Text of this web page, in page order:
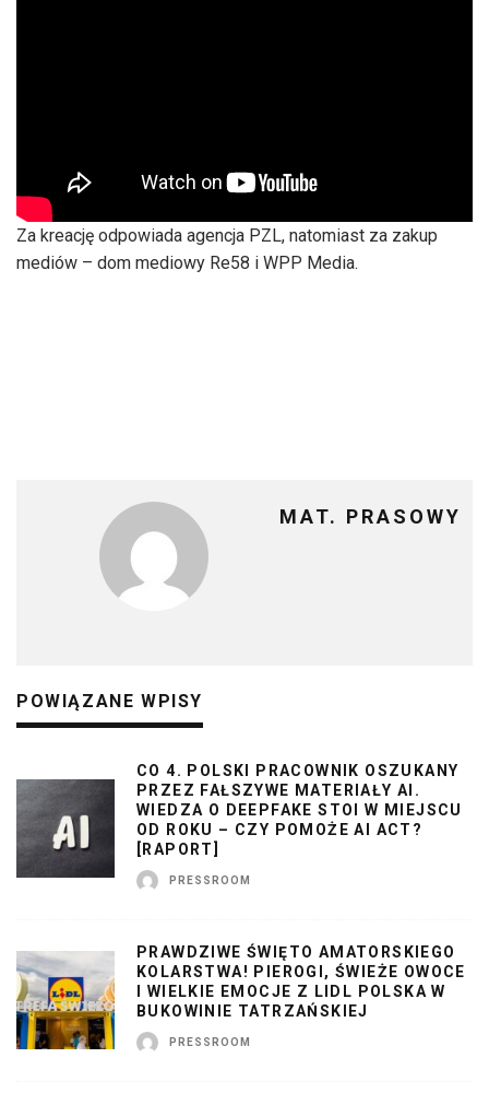
Za kreację odpowiada agencja PZL, natomiast za zakup
mediów – dom mediowy Re58 i WPP Media.
MAT. PRASOWY
POWIĄZANE WPISY
CO 4. POLSKI PRACOWNIK OSZUKANY
PRZEZ FAŁSZYWE MATERIAŁY AI.
WIEDZA O DEEPFAKE STOI W MIEJSCU
OD ROKU – CZY POMOŻE AI ACT?
[RAPORT]
PRESSROOM
PRAWDZIWE ŚWIĘTO AMATORSKIEGO
KOLARSTWA! PIEROGI, ŚWIEŻE OWOCE
I WIELKIE EMOCJE Z LIDL POLSKA W
BUKOWINIE TATRZAŃSKIEJ
PRESSROOM